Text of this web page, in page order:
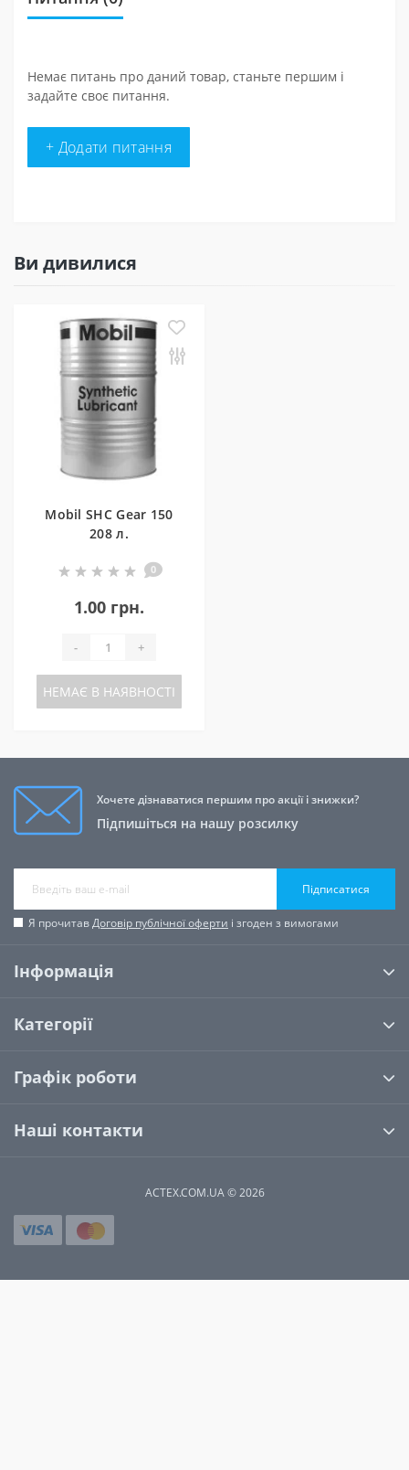
Немає питань про даний товар, станьте першим і
задайте своє питання.
+ Додати питання
Ви дивилися
Mobil SHC Gear 150
208 л.
0
1.00 грн.
- +
НЕМАЄ В НАЯВНОСТІ
Хочете дізнаватися першим про акції і знижки?
Підпишіться на нашу розсилку
Підписатися
Я прочитавДоговір публічної оферти і згоден з вимогами
Інформація
Категорії
Графік роботи
Наші контакти
ACTEX.COM.UA © 2026